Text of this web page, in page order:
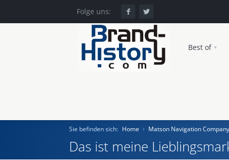
Folge uns:
Best of
Sie befinden sich: Home Matson Navigation Company
Das ist meine